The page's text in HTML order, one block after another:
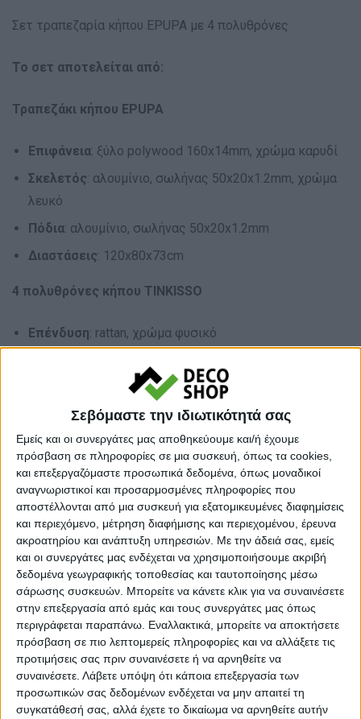
Σεβόμαστε την ιδιωτικότητά σας
Εμείς και οι συνεργάτες μας αποθηκεύουμε και/ή έχουμε
πρόσβαση σε πληροφορίες σε μια συσκευή, όπως τα cookies,
και επεξεργαζόμαστε προσωπικά δεδομένα, όπως μοναδικοί
αναγνωριστικοί και προσαρμοσμένες πληροφορίες που
αποστέλλονται από μια συσκευή για εξατομικευμένες διαφημίσεις
και περιεχόμενο, μέτρηση διαφήμισης και περιεχομένου, έρευνα
ακροατηρίου και ανάπτυξη υπηρεσιών. Με την άδειά σας, εμείς
και οι συνεργάτες μας ενδέχεται να χρησιμοποιήσουμε ακριβή
δεδομένα γεωγραφικής τοποθεσίας και ταυτοποίησης μέσω
σάρωσης συσκευών. Μπορείτε να κάνετε κλικ για να συναινέσετε
στην επεξεργασία από εμάς και τους συνεργάτες μας όπως
περιγράφεται παραπάνω. Εναλλακτικά, μπορείτε να αποκτήσετε
πρόσβαση σε πιο λεπτομερείς πληροφορίες και να αλλάξετε τις
προτιμήσεις σας πριν συναινέσετε ή να αρνηθείτε να
συναινέσετε. Λάβετε υπόψη ότι κάποια επεξεργασία των
προσωπικών σας δεδομένων ενδέχεται να μην απαιτεί τη
συγκατάθεσή σας, αλλά έχετε το δικαίωμα να αρνηθείτε αυτήν
Σετ τραπεζαρία κήπου EPUPA με 4 πολυθρόνες
Το σετ αποτελείται από:
Τραπεζάκι κήπου EPUPA
Επιφάνεια: ξύλο polywood 160x14mm, χρώμα καρυδί
Σκελετός: αλουμίνιο, σωλήνας 50x20x1.2mm, χρώμα
λευκό
Πόδια: αλουμίνιο, σωλήνας 50x20x1.2mm
Διαστάσεις: 120x80x73cm
4 πολυθρόνες κήπου TINKISSO
Επένδυση: rattan, χρώμα φυσικό
: 57x63x82cm
Ποσότητα
Προσθήκη στο καλάθι